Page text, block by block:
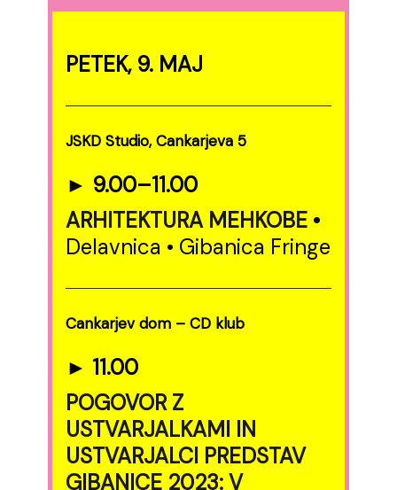
PETEK, 9. MAJ
JSKD Studio, Cankarjeva 5
► 9.00–11.00
ARHITEKTURA MEHKOBE •
Delavnica • Gibanica Fringe
Cankarjev dom – CD klub
► 11.00
POGOVOR Z
USTVARJALKAMI IN
USTVARJALCI PREDSTAV
GIBANICE 2023: V